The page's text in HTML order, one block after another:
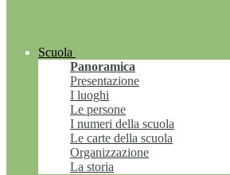
Scuola
Panoramica
Presentazione
I luoghi
Le persone
I numeri della scuola
Le carte della scuola
Organizzazione
La storia